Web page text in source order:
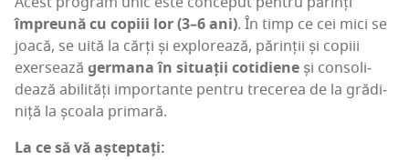
împre­u­nă cu copi­ii lor (3–6 ani). În timp ce cei mici se
joa­că, se uită la cărți și explo­rea­ză, părin­ții și copi­ii
exer­sea­ză ger­ma­na în situ­a­ții coti­die­ne și con­so­li­
dea­ză abi­li­tăți impor­tan­te pen­tru tre­ce­rea de la gră­di­
ni­ță la școa­la primară.
La ce să vă așteptați: